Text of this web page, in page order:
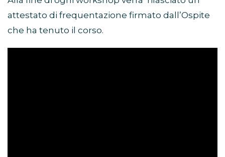
attestato di frequentazione firmato dall’Ospite
che ha tenuto il corso.